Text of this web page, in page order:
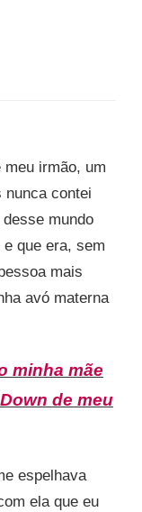
irmão, um
nunca contei
mundo
que era, sem
mais
avó materna
minha mãe
de meu
espelhava
ela que eu